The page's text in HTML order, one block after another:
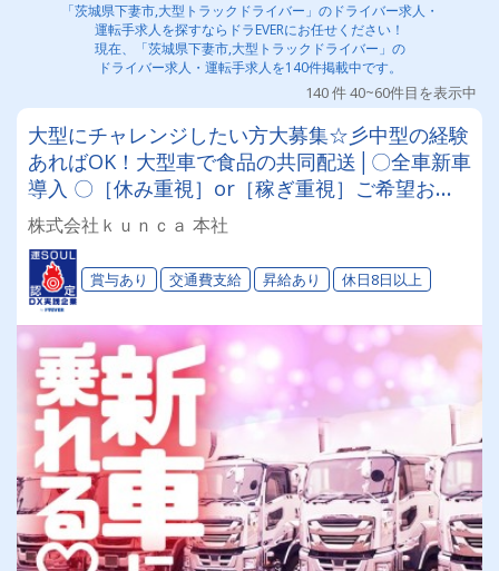
「茨城県下妻市,大型トラックドライバー」のドライバー求人・
運転手求人を探すならドラEVERにお任せください！
現在、「茨城県下妻市,大型トラックドライバー」の
ドライバー求人・運転手求人を140件掲載中です。
140 件 40~60件目を表示中
大型にチャレンジしたい方大募集☆彡中型の経験
あればOK！大型車で食品の共同配送│〇全車新車
導入 〇［休み重視］or［稼ぎ重視］ご希望お聞
かせください。
株式会社ｋｕｎｃａ 本社
賞与あり 交通費支給 昇給あり 休日8日以上